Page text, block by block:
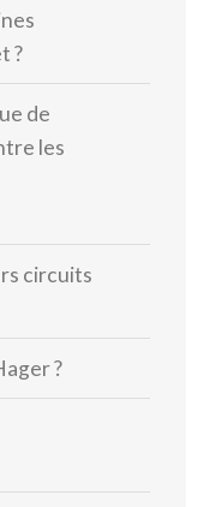
?
de
les
circuits
?